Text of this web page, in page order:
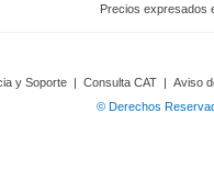
Precios expresados
y Soporte | Consulta CAT | Aviso
© Derechos